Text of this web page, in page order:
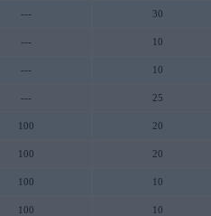
--- 30
--- 10
--- 10
--- 25
100 20
100 20
100 10
100 10